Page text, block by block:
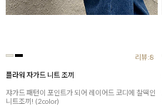
리뷰:8
플라워 자가드 니트 조끼
쟈가드 패턴이 포인트가 되어 레이어드 코디에 찰떡인
니트조끼! (2color)